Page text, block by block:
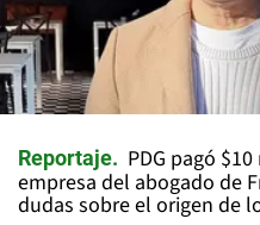
Reportaje
PDG pagó
empresa del abogado de
dudas sobre el origen de